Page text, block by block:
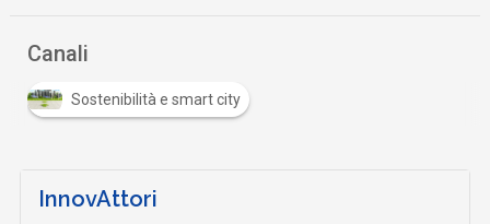
Canali
Sostenibilità e smart city
InnovAttori